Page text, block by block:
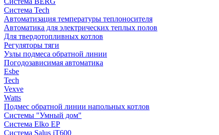
Система Tech
Автоматизация температуры теплоносителя
Автоматика для электрических теплых полов
Для твердотопливных котлов
Регуляторы тяги
Узлы подмеса обратной линии
Погодозависимая автоматика
Esbe
Tech
Vexve
Watts
Подмес обратной линии напольных котлов
Системы "Умный дом"
Система Elko EP
Система Salus iT600